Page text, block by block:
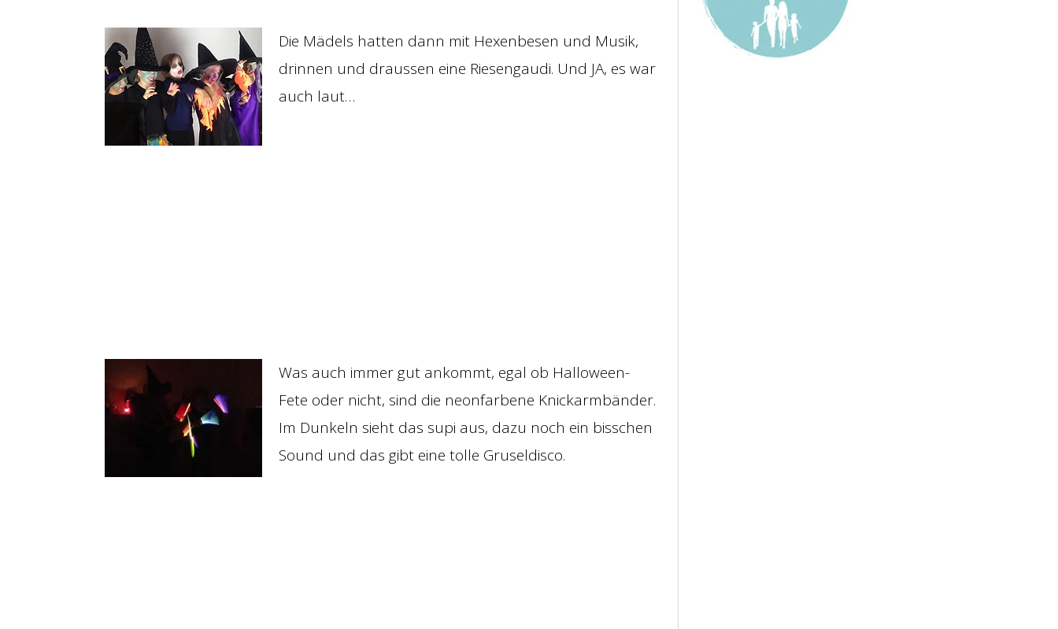
Die Mädels hatten dann mit Hexenbesen und Musik,
drinnen und draussen eine Riesengaudi. Und JA, es war
auch laut…
Was auch immer gut ankommt, egal ob Halloween-
Fete oder nicht, sind die neonfarbene Knickarmbänder.
Im Dunkeln sieht das supi aus, dazu noch ein bisschen
Sound und das gibt eine tolle Gruseldisco.